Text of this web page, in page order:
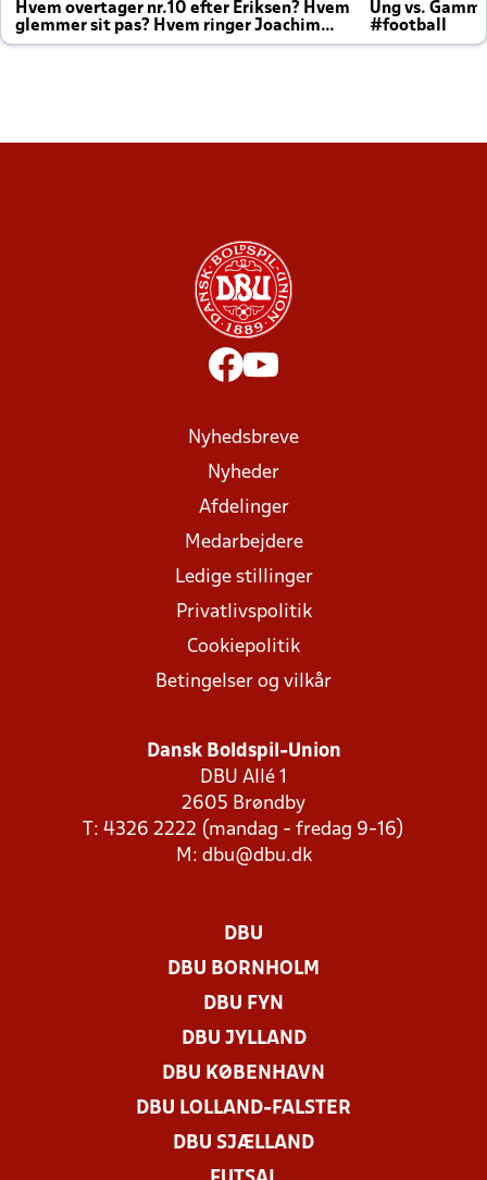
Hvem overtager nr.10 efter Eriksen? Hvem
glemmer sit pas? Hvem ringer Joachim
altid til efter kampe?
Ung vs.
#football
Nyhedsbreve
Nyheder
Afdelinger
Medarbejdere
Ledige stillinger
Privatlivspolitik
Cookiepolitik
Betingelser og vilkår
Dansk Boldspil-Union
DBU Allé 1
2605 Brøndby
T: 4326 2222 (mandag - fredag 9-16)
M: dbu@dbu.dk
DBU
DBU BORNHOLM
DBU FYN
DBU JYLLAND
DBU KØBENHAVN
DBU LOLLAND-FALSTER
DBU SJÆLLAND